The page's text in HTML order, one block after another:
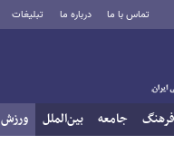
تماس با ما درباره ما تبلیغات
فرهنگ جامعه بین‌الملل ورزش